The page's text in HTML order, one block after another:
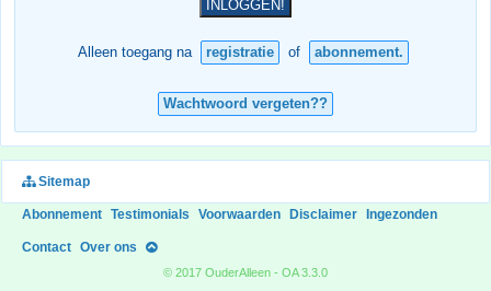
Alleen toegang na registratie of abonnement.
Wachtwoord vergeten??
Sitemap
Abonnement Testimonials Voorwaarden Disclaimer Ingezonden
Contact Over ons
© 2017 OuderAlleen - OA 3.3.0